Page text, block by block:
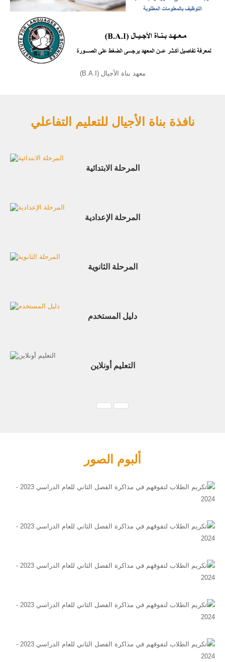
معهد بناة الأجيال (B.A.I)
نافذة بناة الأجيال للتعليم التفاعلي
المرحلة الابتدائية
المرحلة الإعدادية
المرحلة الثانوية
دليل المستخدم
التعليم أونلاين
ألبوم الصور